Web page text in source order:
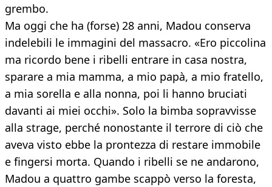
grembo.
Ma oggi che ha (forse) 28 anni, Madou conserva
indelebili le immagini del massacro. «Ero piccolina
ma ricordo bene i ribelli entrare in casa nostra,
sparare a mia mamma, a mio papà, a mio fratello,
a mia sorella e alla nonna, poi li hanno bruciati
davanti ai miei occhi». Solo la bimba sopravvisse
alla strage, perché nonostante il terrore di ciò che
aveva visto ebbe la prontezza di restare immobile
e fingersi morta. Quando i ribelli se ne andarono,
Madou a quattro gambe scappò verso la foresta,